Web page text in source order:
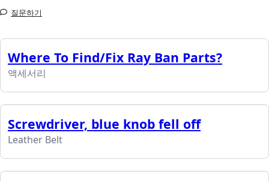
질문하기
Where To Find/Fix Ray Ban Parts?
액세서리
Screwdriver, blue knob fell off
Leather Belt